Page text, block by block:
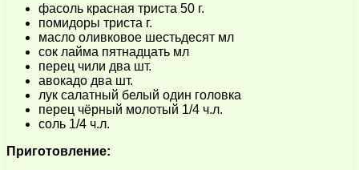
фасоль красная триста 50 г.
помидоры триста г.
масло оливковое шестьдесят мл
сок лайма пятнадцать мл
перец чили два шт.
авокадо два шт.
лук салатный белый один головка
перец чёрный молотый 1/4 ч.л.
соль 1/4 ч.л.
Приготовление: